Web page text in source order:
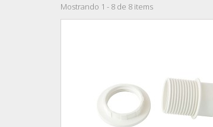
Mostrando 1 - 8 de 8 items